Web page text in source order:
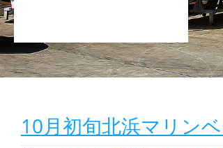
10月初旬北浜マリン